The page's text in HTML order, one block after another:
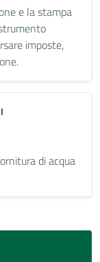
e la stampa
imposte,
di acqua